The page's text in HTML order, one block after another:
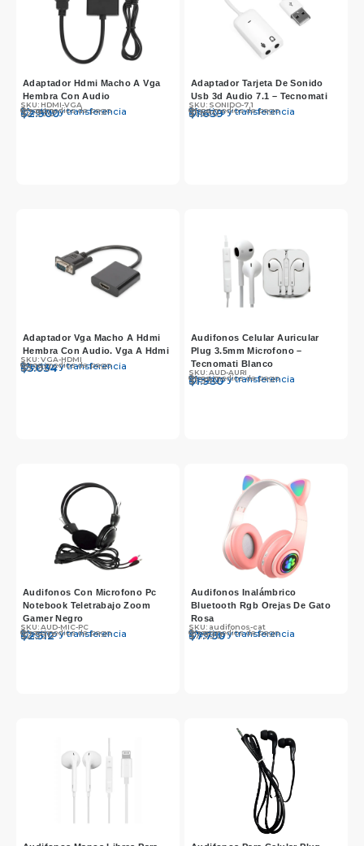
Adaptador Hdmi Macho A Vga
Hembra Con Audio
SKU: HDMI-VGA
$2.900
Efectivo y transferencia
$2.990
Otros medios de pago
Adaptador Tarjeta De Sonido
Usb 3d Audio 7.1 – Tecnomati
SKU: SONIDO-7.1
$1.639
Efectivo y transferencia
$1.690
Otros medios de pago
Adaptador Vga Macho A Hdmi
Hembra Con Audio. Vga A Hdmi
SKU: VGA-HDMI
$5.034
Efectivo y transferencia
$5.190
Otros medios de pago
Audifonos Celular Auricular
Plug 3.5mm Microfono –
Tecnomati Blanco
SKU: AUD-AURI
$1.930
Efectivo y transferencia
$1.990
Otros medios de pago
Audifonos Con Microfono Pc
Notebook Teletrabajo Zoom
Gamer Negro
SKU: AUD-MIC-PC
$2.512
Efectivo y transferencia
$2.590
Otros medios de pago
Audifonos Inalámbrico
Bluetooth Rgb Orejas De Gato
Rosa
SKU: audifonos-cat
$7.750
Efectivo y transferencia
$7.990
Otros medios de pago